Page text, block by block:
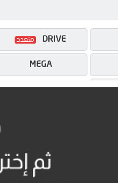
MEGA
DRIVE